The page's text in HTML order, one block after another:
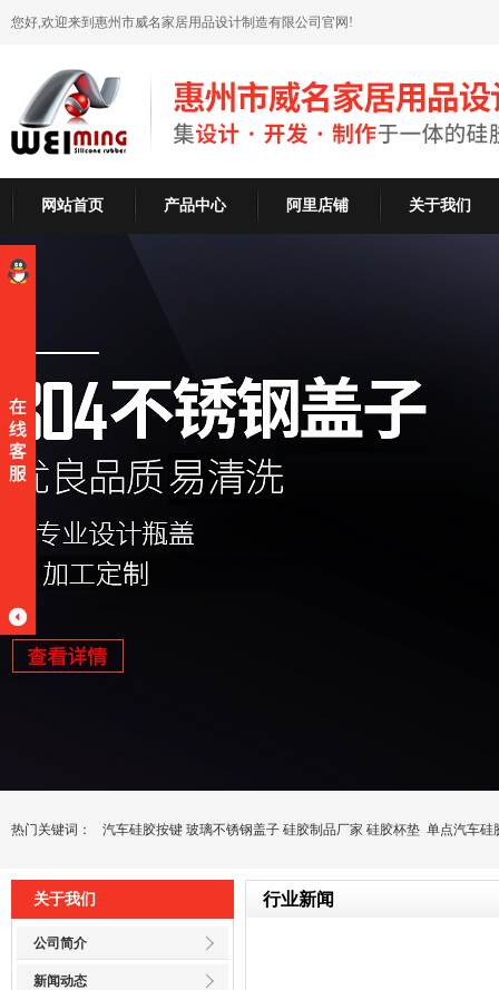
您好,欢迎来到惠州市威名家居用品设计制造有限公司官网!
网站首页 产品中心 阿里店铺 关于我们
热门关键词： 汽车硅胶按键 玻璃不锈钢盖子 硅胶制品厂家 硅胶杯垫 单点汽车硅
关于我们
公司简介
新闻动态
行业新闻